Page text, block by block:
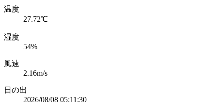
温度
27.72℃
湿度
54%
風速
2.16m/s
日の出
2026/08/08 05:11:30